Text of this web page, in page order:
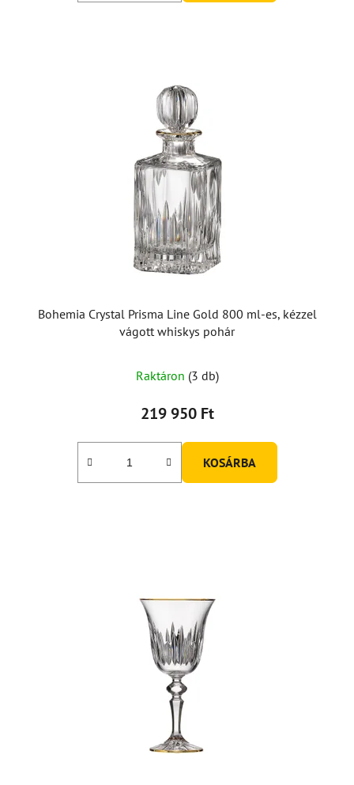
Bohemia Crystal Prisma Line Gold 800 ml-es, kézzel
vágott whiskys pohár
Raktáron (3 db)
219 950 Ft
KOSÁRBA